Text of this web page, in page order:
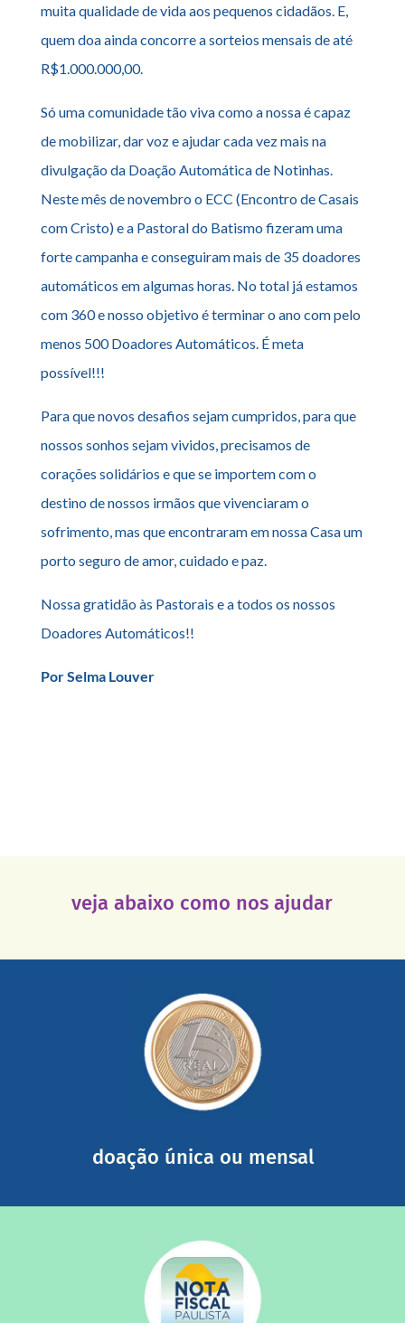
muita qualidade de vida aos pequenos cidadãos. E,
quem doa ainda concorre a sorteios mensais de até
R$1.000.000,00.
Só uma comunidade tão viva como a nossa é capaz
de mobilizar, dar voz e ajudar cada vez mais na
divulgação da Doação Automática de Notinhas.
Neste mês de novembro o ECC (Encontro de Casais
com Cristo) e a Pastoral do Batismo fizeram uma
forte campanha e conseguiram mais de 35 doadores
automáticos em algumas horas. No total já estamos
com 360 e nosso objetivo é terminar o ano com pelo
menos 500 Doadores Automáticos. É meta
possível!!!
Para que novos desafios sejam cumpridos, para que
nossos sonhos sejam vividos, precisamos de
corações solidários e que se importem com o
destino de nossos irmãos que vivenciaram o
sofrimento, mas que encontraram em nossa Casa um
porto seguro de amor, cuidado e paz.
Nossa gratidão às Pastorais e a todos os nossos
Doadores Automáticos!!
Por Selma Louver
veja abaixo como nos ajudar
doação única ou mensal
mail mostrando tudo o que fizemos com a sua ajuda
somada a de outras pessoas.
saiba mais